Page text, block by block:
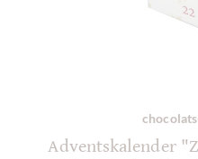
Adventskalender